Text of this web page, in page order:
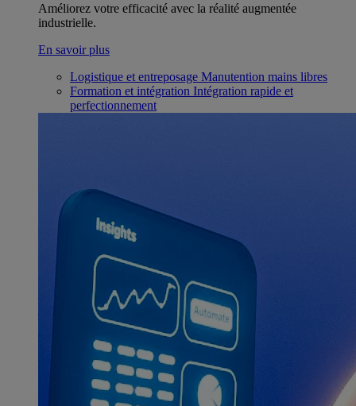
Améliorez votre efficacité avec la réalité augmentée
industrielle.
En savoir plus
Logistique et entreposage Manutention mains libres
Formation et intégration Intégration rapide et
perfectionnement